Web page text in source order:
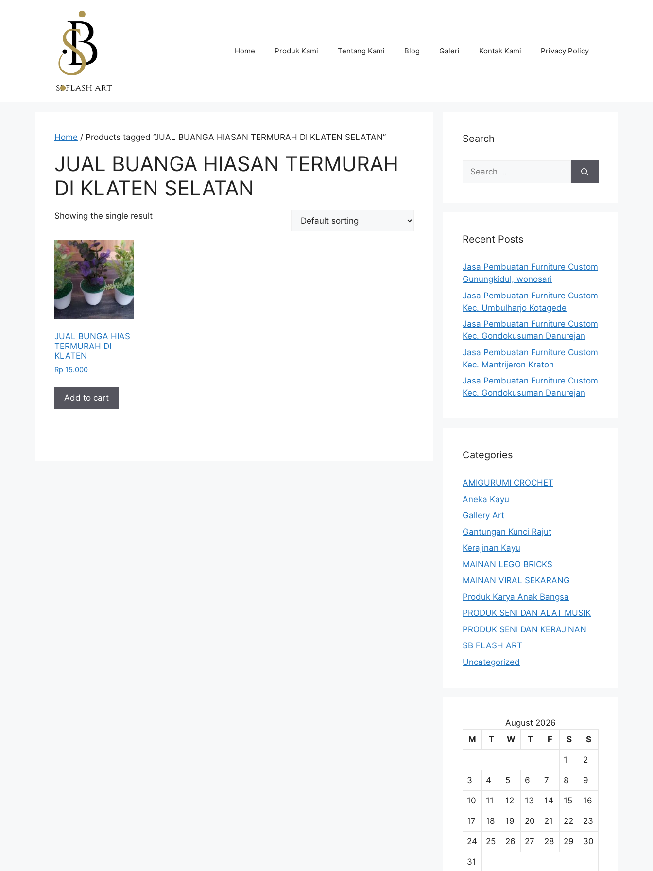
Home Produk Kami Tentang Kami Blog Galeri Kontak Kami Privacy Policy
Home / Products tagged “JUAL BUANGA HIASAN TERMURAH DI KLATEN SELATAN”
JUAL BUANGA HIASAN TERMURAH
DI KLATEN SELATAN
Showing the single result
JUAL BUNGA HIAS
TERMURAH DI
KLATEN
Rp 15.000
Add to cart
Search
Search
for:
Recent Posts
Jasa Pembuatan Furniture Custom
Gunungkidul, wonosari
Jasa Pembuatan Furniture Custom
Kec. Umbulharjo Kotagede
Jasa Pembuatan Furniture Custom
Kec. Gondokusuman Danurejan
Jasa Pembuatan Furniture Custom
Kec. Mantrijeron Kraton
Jasa Pembuatan Furniture Custom
Kec. Gondokusuman Danurejan
Categories
AMIGURUMI CROCHET
Aneka Kayu
Gallery Art
Gantungan Kunci Rajut
Kerajinan Kayu
MAINAN LEGO BRICKS
MAINAN VIRAL SEKARANG
Produk Karya Anak Bangsa
PRODUK SENI DAN ALAT MUSIK
PRODUK SENI DAN KERAJINAN
SB FLASH ART
Uncategorized
August 2026
M
T W T F S S
1 2
3 4 5 6 7 8 9
10 11 12 13 14 15 16
17 18 19 20 21 22 23
24 25 26 27 28 29 30
31